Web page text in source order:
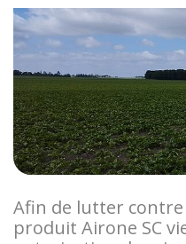
Afin de lutter contre
produit Airone SC